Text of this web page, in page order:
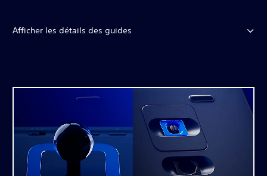
Afficher les détails des guides